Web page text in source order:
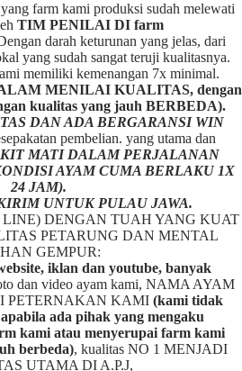
yang farm kami produksi sudah melewati
TIM PENILAI DI farm
darah keturunan yang jelas, dari
yang sudah sangat teruji kualitasnya.
memiliki kemenangan 7x minimal.
MENILAI KUALITAS, dengan
kualitas yang jauh BERBEDA).
DAN ADA BERGARANSI WIN
pembelian. yang utama dan
MATI DALAM PERJALANAN
AYAM CUMA BERLAKU 1X
24 JAM).
UNTUK PULAU JAWA.
DENGAN TUAH YANG KUAT
PETARUNG DAN MENTAL
GEMPUR:
iklan dan youtube, banyak
dan video ayam kami, NAMA AYAM
PETERNAKAN KAMI (kami tidak
ada pihak yang mengaku
kami atau menyerupai farm kami
berbeda), kualitas NO 1 MENJADI
UTAMA DI A.P.J,